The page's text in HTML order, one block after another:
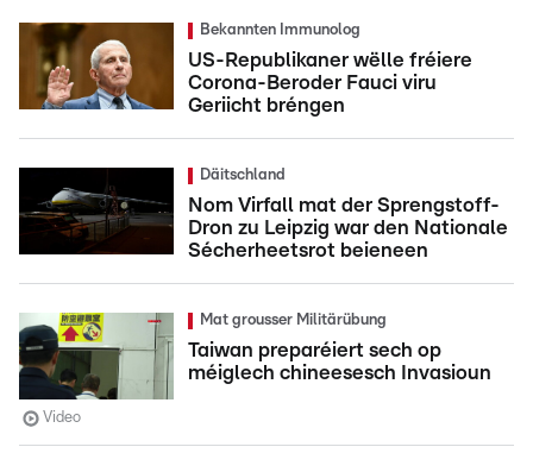
Bekannten Immunolog
US-Republikaner wëlle fréiere
Corona-Beroder Fauci viru
Geriicht bréngen
Däitschland
Nom Virfall mat der Sprengstoff-
Dron zu Leipzig war den Nationale
Sécherheetsrot beieneen
Mat grousser Militärübung
Taiwan preparéiert sech op
méiglech chineesesch Invasioun
Video